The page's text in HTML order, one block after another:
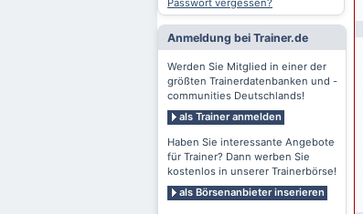
Passwort vergessen?
Anmeldung bei Trainer.de
Werden Sie Mitglied in einer der
größten Trainerdatenbanken und -
communities Deutschlands!
als Trainer anmelden
Haben Sie interessante Angebote
für Trainer? Dann werben Sie
kostenlos in unserer Trainerbörse!
als Börsenanbieter inserieren